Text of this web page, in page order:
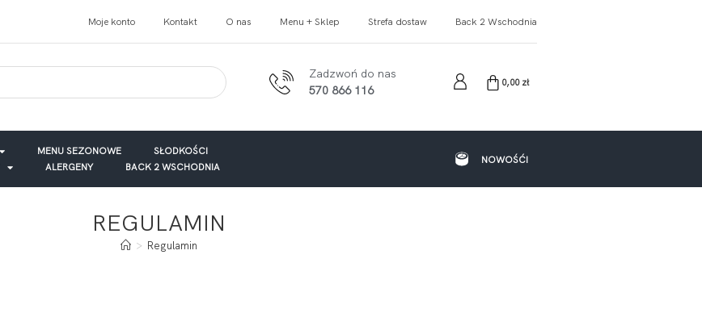
Moje konto Kontakt O nas Menu + Sklep Strefa dostaw Back 2 Wschodnia
Zadzwoń do nas
570 866 116
0,00 zł
MENU SEZONOWE
SŁODKOŚCI
ALERGENY BACK 2 WSCHODNIA
NOWOŚĆI
REGULAMIN
> Regulamin